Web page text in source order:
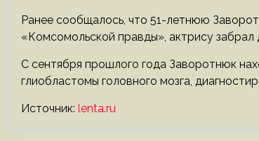
Ранее сообщалось, что 51-летнюю
«Комсомольской правды», актрису
С сентября прошлого года Заворотнюк
глиобластомы головного мозга,
Источник: lenta.ru